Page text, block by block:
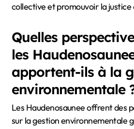
collective et promouvoir la
Quelles
les
apportent-ils à la
environnementale
Les Haudenosaunee offrent des
sur la gestion environnementale